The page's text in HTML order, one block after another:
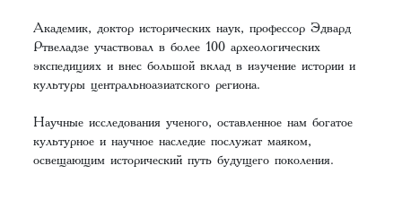
Академик, доктор исторических наук, профессор Эдвард
Ртвеладзе участвовал в более 100 археологических
экспедициях и внес большой вклад в изучение истории и
культуры центральноазиатского региона.
Научные исследования ученого, оставленное нам богатое
культурное и научное наследие послужат маяком,
освещающим исторический путь будущего поколения.